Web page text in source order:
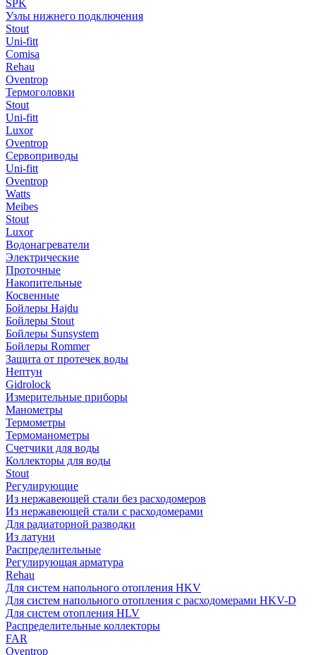
SPK
Узлы нижнего подключения
Stout
Uni-fitt
Comisa
Rehau
Oventrop
Термоголовки
Stout
Uni-fitt
Luxor
Oventrop
Сервоприводы
Uni-fitt
Oventrop
Watts
Meibes
Stout
Luxor
Водонагреватели
Электрические
Проточные
Накопительные
Косвенные
Бойлеры Hajdu
Бойлеры Stout
Бойлеры Sunsystem
Бойлеры Rommer
Защита от протечек воды
Нептун
Gidrolock
Измерительные приборы
Манометры
Термометры
Термоманометры
Счетчики для воды
Коллекторы для воды
Stout
Регулирующие
Из нержавеющей стали без расходомеров
Из нержавеющей стали с расходомерами
Для радиаторной разводки
Из латуни
Распределительные
Регулирующая арматура
Rehau
Для систем напольного отопления HKV
Для систем напольного отопления с расходомерами HKV-D
Для систем отопления HLV
Распределительные коллекторы
FAR
Oventrop